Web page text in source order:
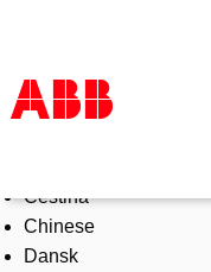
Products & Solutions
Industries
Services
Čeština
Chinese
Dansk